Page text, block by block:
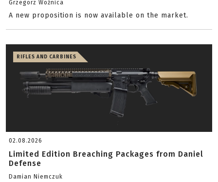
Grzegorz Woźnica
A new proposition is now available on the market.
RIFLES AND CARBINES
02.08.2026
Limited Edition Breaching Packages from Daniel
Defense
Damian Niemczuk